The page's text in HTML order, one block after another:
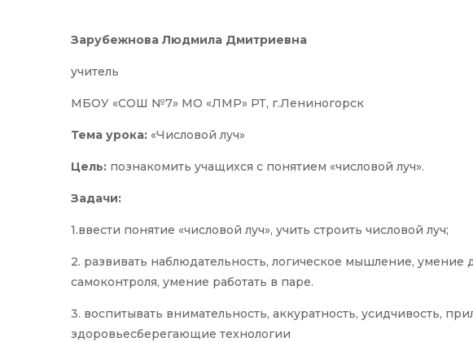
Зарубежнова Людмила Дмитриевна
учитель
МБОУ «СОШ №7» МО «ЛМР» РТ, г.Лениногорск
Тема урока: «Числовой луч»
Цель: познакомить учащихся с понятием «числовой луч».
Задачи:
1.ввести понятие «числовой луч», учить строить числовой луч;
2. развивать наблюдательность, логическое мышление, умение
самоконтроля, умение работать в паре.
3. воспитывать внимательность, аккуратность, усидчивость,
здоровьесберегающие технологии